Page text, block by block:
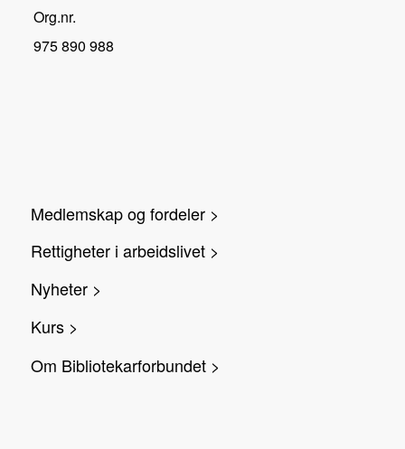
Org.nr.
975 890 988
Medlemskap og fordeler >
Rettigheter i arbeidslivet >
Nyheter >
Kurs >
Om Bibliotekarforbundet >